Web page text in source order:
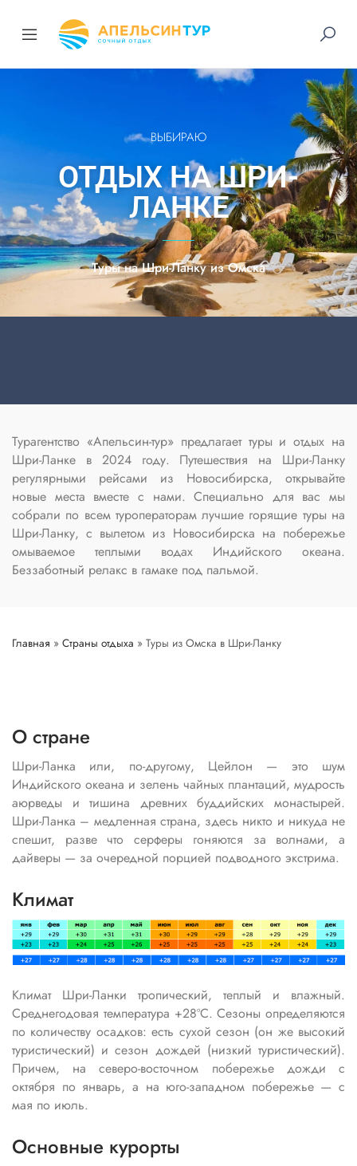
ВЫБИРАЮ
ОТДЫХ НА ШРИ-
ЛАНКЕ
Туры на Шри-Ланку из Омска
Турагентство «Апельсин-тур» предлагает туры и отдых на
Шри-Ланке в 2024 году. Путешествия на Шри-Ланку
регулярными рейсами из Новосибирска, открывайте
новые места вместе с нами. Специально для вас мы
собрали по всем туроператорам лучшие горящие туры на
Шри-Ланку, с вылетом из Новосибирска на побережье
омываемое теплыми водах Индийского океана.
Беззаботный релакс в гамаке под пальмой.
Главная » Страны отдыха » Туры из Омска в Шри-Ланку
О стране
Шри-Ланка или, по-другому, Цейлон — это шум
Индийского океана и зелень чайных плантаций, мудрость
аюрведы и тишина древних буддийских монастырей.
Шри-Ланка – медленная страна, здесь никто и никуда не
спешит, разве что серферы гоняются за волнами, а
дайверы — за очередной порцией подводного экстрима.
Климат
Климат Шри-Ланки тропический, теплый и влажный.
Среднегодовая температура +28ºС. Сезоны определяются
по количеству осадков: есть сухой сезон (он же высокий
туристический) и сезон дождей (низкий туристический).
Причем, на северо-восточном побережье дожди с
октября по январь, а на юго-западном побережье — с
мая по июль.
Основные курорты